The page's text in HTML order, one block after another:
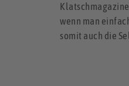
wenn man
somit auch die